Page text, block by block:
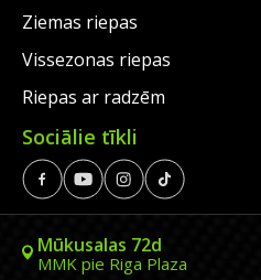
Ziemas riepas
Vissezonas riepas
Riepas ar radzēm
Sociālie tīkli
Mūkusalas 72d
MMK pie Riga Plaza